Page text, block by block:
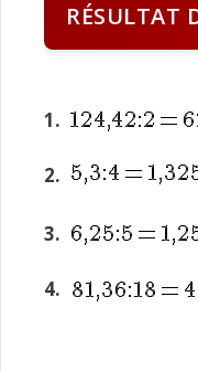
RÉSULTAT
1.
2.
3.
4.